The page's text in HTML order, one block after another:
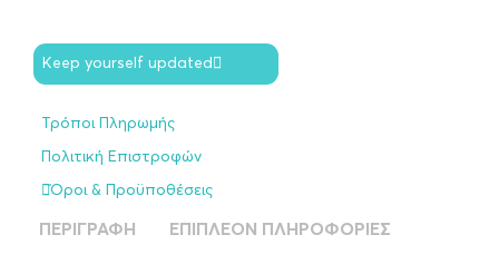
Keep yourself updated
Τρόποι Πληρωμής
Πολιτική Επιστροφών
Όροι & Προϋποθέσεις
ΠΕΡΙΓΡΑΦΉ ΕΠΙΠΛΈΟΝ ΠΛΗΡΟΦΟΡΊΕΣ